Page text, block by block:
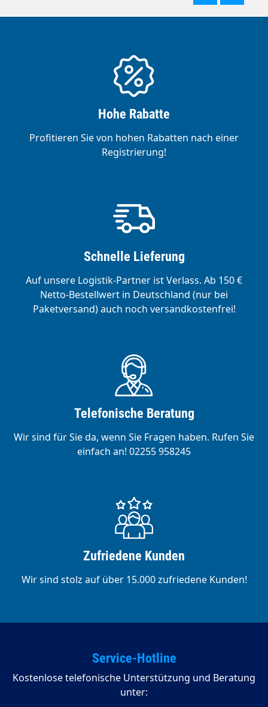
Hohe Rabatte
Profitieren Sie von hohen Rabatten nach einer
Registrierung!
Schnelle Lieferung
Auf unsere Logistik-Partner ist Verlass. Ab 150 €
Netto-Bestellwert in Deutschland (nur bei
Paketversand) auch noch versandkostenfrei!
Telefonische Beratung
Wir sind für Sie da, wenn Sie Fragen haben. Rufen Sie
einfach an! 02255 958245
Zufriedene Kunden
Wir sind stolz auf über 15.000 zufriedene Kunden!
Service-Hotline
Kostenlose telefonische Unterstützung und Beratung
unter: